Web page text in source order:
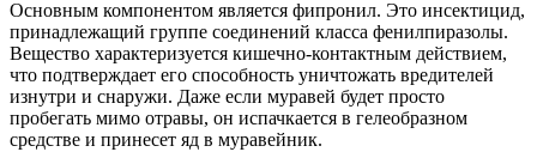
Основным компонентом является фипронил. Это инсектицид,
принадлежащий группе соединений класса фенилпиразолы.
Вещество характеризуется кишечно-контактным действием,
что подтверждает его способность уничтожать вредителей
изнутри и снаружи. Даже если муравей будет просто
пробегать мимо отравы, он испачкается в гелеобразном
средстве и принесет яд в муравейник.